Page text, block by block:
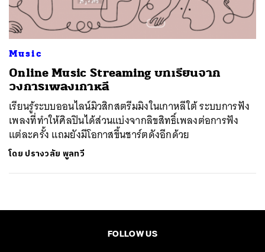
Music
Online Music Streaming บทเรียนจาก
วงการเพลงเกาหลี
เรียนรู้ระบบออนไลน์มิวสิกสตรีมมิงในเกาหลีใต้ ระบบการฟัง
เพลงที่ทำให้ศิลปินได้ส่วนแบ่งจากลิขสิทธิ์เพลงต่อการฟัง
แต่ละครั้ง แถมยังมีโอกาสขึ้นชาร์ตดังอีกด้วย
โดย ปรางวลัย พูลทวี
FOLLOW US
ค้นหา
SHARE TWEET LINE EMAIL